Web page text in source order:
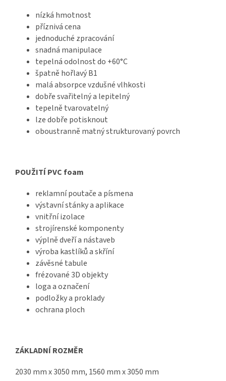
nízká hmotnost
příznivá cena
jednoduché zpracování
snadná manipulace
tepelná odolnost do +60°C
špatně hořlavý B1
malá absorpce vzdušné vlhkosti
dobře svařitelný a lepitelný
tepelně tvarovatelný
lze dobře potisknout
oboustranně matný strukturovaný povrch
POUŽITÍ PVC foam
reklamní poutače a písmena
výstavní stánky a aplikace
vnitřní izolace
strojírenské komponenty
výplně dveří a nástaveb
výroba kastlíků a skříní
závěsné tabule
frézované 3D objekty
loga a označení
podložky a proklady
ochrana ploch
ZÁKLADNÍ ROZMĚR
2030 mm x 3050 mm, 1560 mm x 3050 mm